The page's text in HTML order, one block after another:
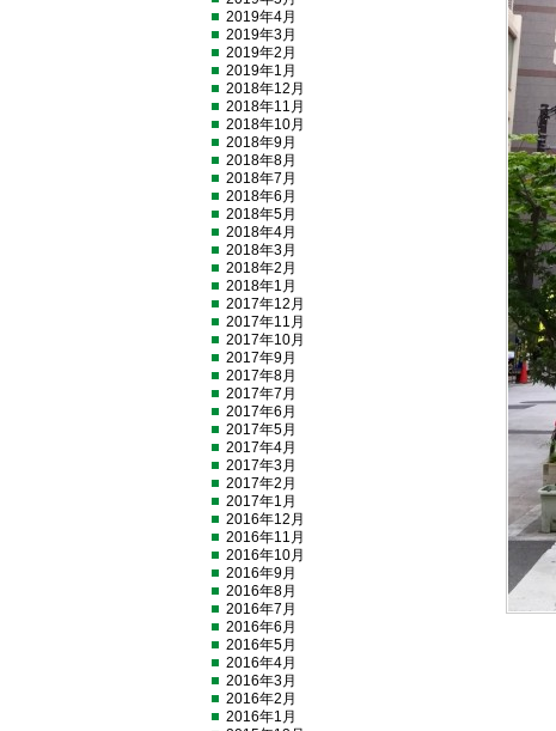
2019年4月
2019年3月
2019年2月
2019年1月
2018年12月
2018年11月
2018年10月
2018年9月
2018年8月
2018年7月
2018年6月
2018年5月
2018年4月
2018年3月
2018年2月
2018年1月
2017年12月
2017年11月
2017年10月
2017年9月
2017年8月
2017年7月
2017年6月
2017年5月
2017年4月
2017年3月
2017年2月
2017年1月
2016年12月
2016年11月
2016年10月
2016年9月
2016年8月
2016年7月
2016年6月
2016年5月
2016年4月
2016年3月
2016年2月
2016年1月